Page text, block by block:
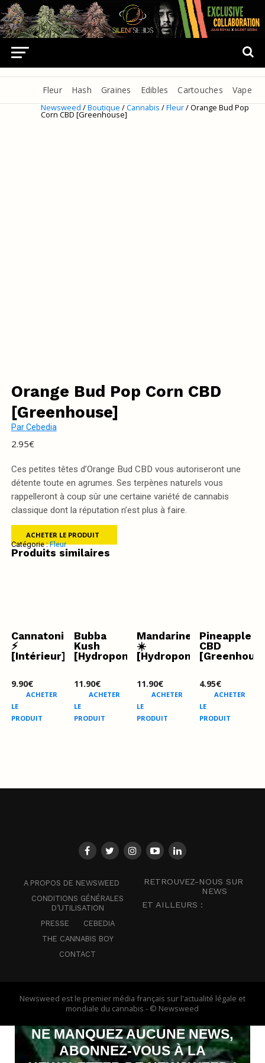
Fleur Hash Graines Edibles Cartouches Vape
Newsweed/Boutique/Cannabis/Fleur/ Orange Bud Pop
Corn CBD [Greenhouse]
Orange Bud Pop Corn CBD
[Greenhouse]
ParCebedia
2.95€
Ces petites têtes d’Orange Bud CBD vous autoriseront une
détente toute en agrumes. Ses terpènes naturels vous
rappelleront à coup sûr une certaine variété de cannabis
classique dont la réputation n’est plus à faire.
ACHETER LE PRODUIT
Catégorie :Fleur
Produits similaires
Cannatonic
⚡️
[Intérieur]
9.90€
ACHETER
LE
PRODUIT
Bubba
Kush
[Hydroponique]
11.90€
ACHETER
LE
PRODUIT
Mandarine
☀️
[Hydroponique]
11.90€
ACHETER
LE
PRODUIT
Pineapple
CBD
4.95€
ACHETER
LE
PRODUIT
A PROPOS DE NEWSWEED
CONDITIONS GÉNÉRALES
D’UTILISATION
PRESSE
CEBEDIA
THE CANNABIS BOY
CONTACT
RETROUVEZ-NOUS SUR
NEWS
ET AILLEURS :
Newsweed est le premier média français sur l'actualité légale et
mondiale du cannabis - © Newsweed
NE MANQUEZ AUCUNE NEWS,
ABONNEZ-VOUS À LA